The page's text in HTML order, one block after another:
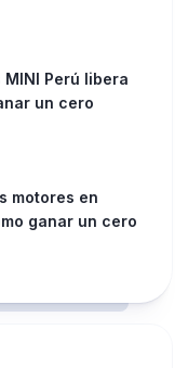
Perú libera
un cero
motores en
ganar un cero